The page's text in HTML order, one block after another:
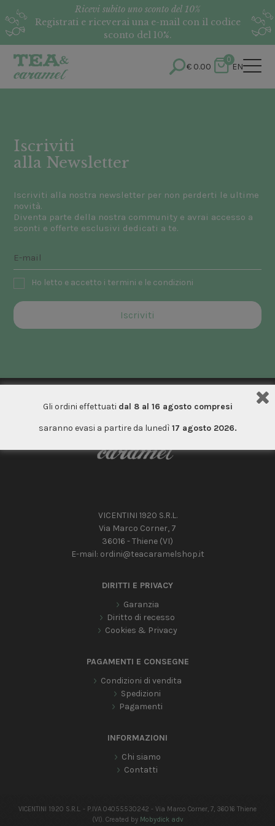
Ricevi subito uno sconto del 10%
Registrati e riceverai una e-mail con il codice
sconto del 10%.
€0.00
0
EN
Iscriviti
alla Newsletter
Iscriviti alla nostra newsletter per non perderti le ultime
novità.
Diventa parte della nostra community e avrai accesso a
sconti e offerte esclusivi dedicati a te.
Ho letto e accetto i termini e le condizioni
VICENTINI 1920 S.R.L.
Via Marco Corner, 7
36016 - Thiene (VI)
E-mail: ordini@teacaramelshop.it
DIRITTI E PRIVACY
Garanzia
Diritto di recesso
Cookies & Privacy
PAGAMENTI E CONSEGNE
Condizioni di vendita
Spedizioni
Pagamenti
INFORMAZIONI
Chi siamo
Contatti
VICENTINI 1920 S.R.L. - P.IVA 04055530242 - Via Marco Corner, 7, 36016 Thiene
(VI). Created by Mobydick adv
Gli ordini effettuati dal 8 al 16 agosto compresi
saranno evasi a partire da lunedì 17 agosto 2026.